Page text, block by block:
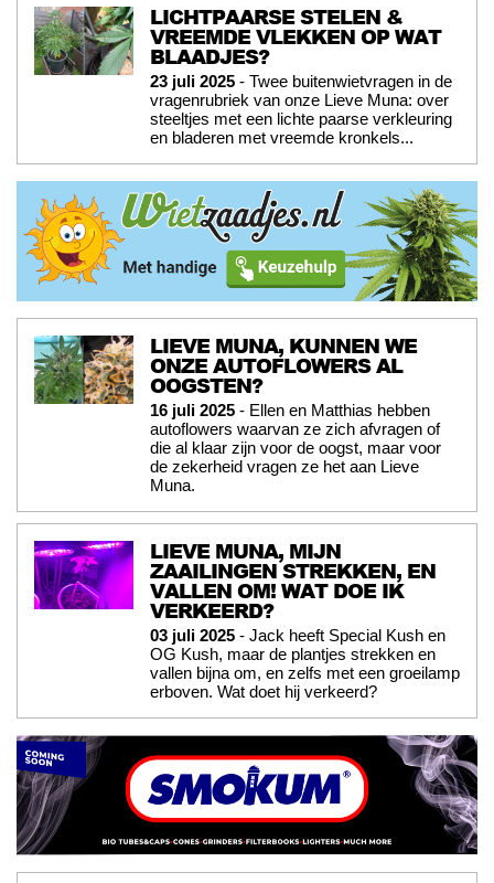
LICHTPAARSE STELEN &
VREEMDE VLEKKEN OP WAT
BLAADJES?
23 juli 2025 - Twee buitenwietvragen in de
vragenrubriek van onze Lieve Muna: over
steeltjes met een lichte paarse verkleuring
en bladeren met vreemde kronkels...
LIEVE MUNA, KUNNEN WE
ONZE AUTOFLOWERS AL
OOGSTEN?
16 juli 2025 - Ellen en Matthias hebben
autoflowers waarvan ze zich afvragen of
die al klaar zijn voor de oogst, maar voor
de zekerheid vragen ze het aan Lieve
Muna.
LIEVE MUNA, MIJN
ZAAILINGEN STREKKEN, EN
VALLEN OM! WAT DOE IK
VERKEERD?
03 juli 2025 - Jack heeft Special Kush en
OG Kush, maar de plantjes strekken en
vallen bijna om, en zelfs met een groeilamp
erboven. Wat doet hij verkeerd?